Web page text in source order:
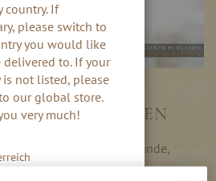
HOFLADEN
und Schnapsfreunde,
country. If
please switch to
you would like
delivered to. If your
is not listed, please
our global store.
very much!